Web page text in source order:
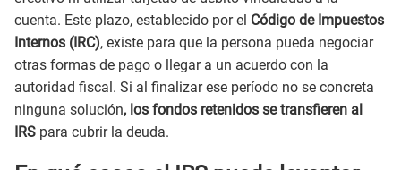
cuenta. Este plazo, establecido por el Código de Impuestos
Internos (IRC), existe para que la persona pueda negociar
otras formas de pago o llegar a un acuerdo con la
autoridad fiscal. Si al finalizar ese período no se concreta
ninguna solución, los fondos retenidos se transfieren al
IRS para cubrir la deuda.